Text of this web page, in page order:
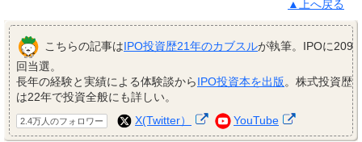
▲上へ戻る
こちらの記事はIPO投資歴21年のカブスルが執筆。IPOに209
回当選。
長年の経験と実績による体験談からIPO投資本を出版。株式投資歴
は22年で投資全般にも詳しい。
2.4万人のフォロワー X(Twitter） YouTube